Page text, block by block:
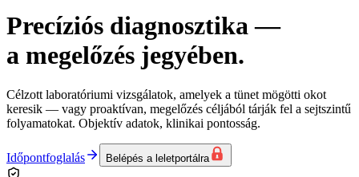
Precíziós diagnosztika —
a megelőzés jegyében.
Célzott laboratóriumi vizsgálatok, amelyek a tünet mögötti okot
keresik — vagy proaktívan, megelőzés céljából tárják fel a sejtszintű
folyamatokat. Objektív adatok, klinikai pontosság.
Időpontfoglalás Belépés a leletportálra